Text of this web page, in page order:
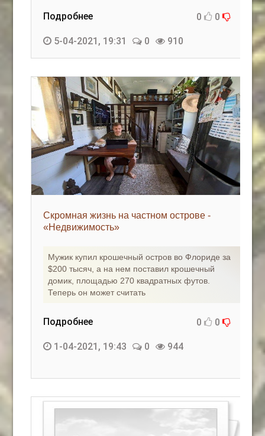
Подробнее 0 0
5-04-2021, 19:31 0 910
Скромная жизнь на частном острове -
«Недвижимость»
Мужик купил крошечный остров во Флориде за
$200 тысяч, а на нем поставил крошечный
домик, площадью 270 квадратных футов.
Теперь он может считать
Подробнее 0 0
1-04-2021, 19:43 0 944